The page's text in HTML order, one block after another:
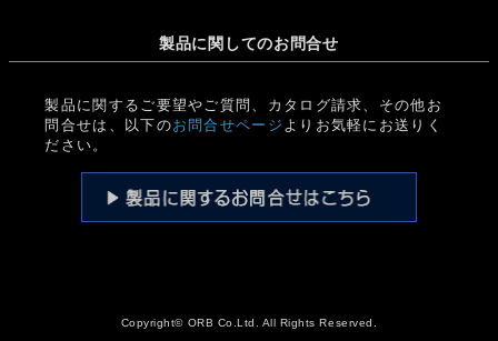
製品に関してのお問合せ
製品に関するご要望やご質問、カタログ請求、その他お
問合せは、以下のお問合せページ よりお気軽にお送りく
ださい。
Copyright© ORB Co.Ltd. All Rights Reserved.